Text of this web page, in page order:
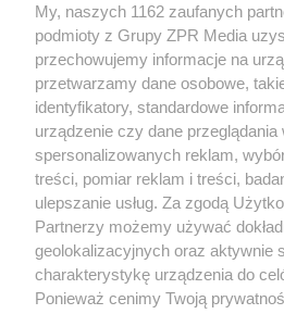
Żaden utwór zamieszczony w serwisie nie
rozpowszechniany lub dalej
tym także elektroniczny lub mechaniczny)
eksploatacji w jakiejkolwiek formie,
bez pisemnej zgody właściciela praw.
wykorzystanie utworów w całości lub w
bez właściwej zgody, jest zabronione pod
prawnie.
O nas
My, naszych 1162 zaufanych
podmioty z Grupy ZPR Media
przechowujemy informacje na
przetwarzamy dane osobowe,
identyfikatory, standardowe
urządzenie czy dane przeglądania
spersonalizowanych reklam,
treści, pomiar reklam i treści,
ulepszanie usług. Za zgodą
Partnerzy możemy używać
geolokalizacyjnych oraz aktywnie
charakterystykę urządzenia do
Ponieważ cenimy Twoją